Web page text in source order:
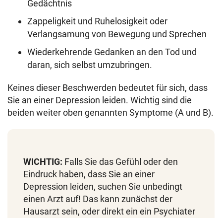
Gedächtnis
Zappeligkeit und Ruhelosigkeit oder
Verlangsamung von Bewegung und Sprechen
Wiederkehrende Gedanken an den Tod und
daran, sich selbst umzubringen.
Keines dieser Beschwerden bedeutet für sich, dass
Sie an einer Depression leiden. Wichtig sind die
beiden weiter oben genannten Symptome (A und B).
WICHTIG: Falls Sie das Gefühl oder den
Eindruck haben, dass Sie an einer
Depression leiden, suchen Sie unbedingt
einen Arzt auf! Das kann zunächst der
Hausarzt sein, oder direkt ein ein Psychiater